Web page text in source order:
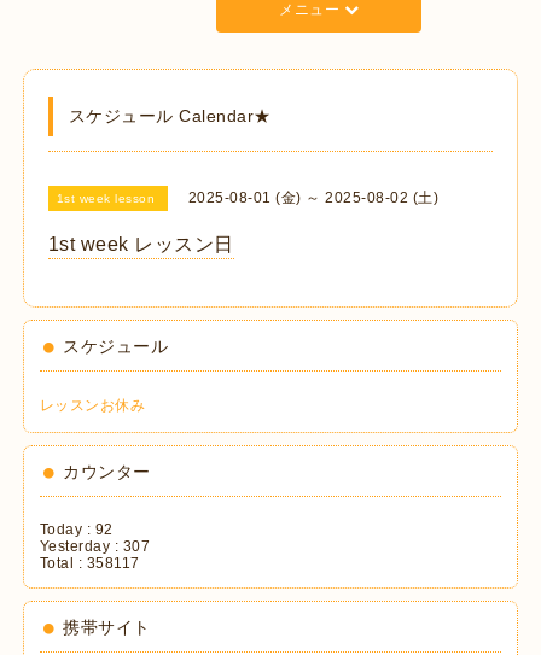
メニュー
スケジュール Calendar★
1st week lesson 2025-08-01 (金) ～ 2025-08-02 (土)
1st week レッスン日
スケジュール
レッスンお休み
カウンター
Today : 92
Yesterday : 307
Total : 358117
携帯サイト